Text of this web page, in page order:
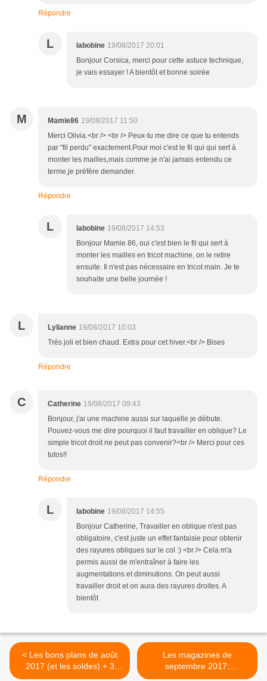
Répondre
L labobine 19/08/2017 20:01
Bonjour Corsica, merci pour cette astuce technique,
je vais essayer ! A bientôt et bonne soirée
M Mamie86 19/08/2017 11:50
Merci Olivia.<br /> <br /> Peux-tu me dire ce que tu entends
par "fil perdu" exactement.Pour moi c'est le fil qui qui sert à
monter les mailles,mais comme je n'ai jamais entendu ce
terme,je préfère demander.
Répondre
L labobine 19/08/2017 14:53
Bonjour Mamie 86, oui c'est bien le fil qui sert à
monter les mailles en tricot machine, on le retire
ensuite. Il n'est pas nécessaire en tricot main. Je te
souhaite une belle journée !
L Lylianne 19/08/2017 10:03
Très joli et bien chaud. Extra pour cet hiver.<br /> Bises
Répondre
C Catherine 19/08/2017 09:43
Bonjour, j'ai une machine aussi sur laquelle je débute.
Pouvez-vous me dire pourquoi il faut travailler en oblique? Le
simple tricot droit ne peut pas convenir?<br /> Merci pour ces
tutos!!
Répondre
L labobine 19/08/2017 14:55
Bonjour Catherine, Travailler en oblique n'est pas
obligatoire, c'est juste un effet fantaisie pour obtenir
des rayures obliques sur le col :) <br /> Cela m'a
permis aussi de m'entraîner à faire les
augmentations et diminutions. On peut aussi
travailler droit et on aura des rayures droites. A
bientôt
< Les bons plans de août
2017 (et les soldes) + 3
patrons gratuits
Les magazines de
septembre 2017:
Tendances Couture 26 >